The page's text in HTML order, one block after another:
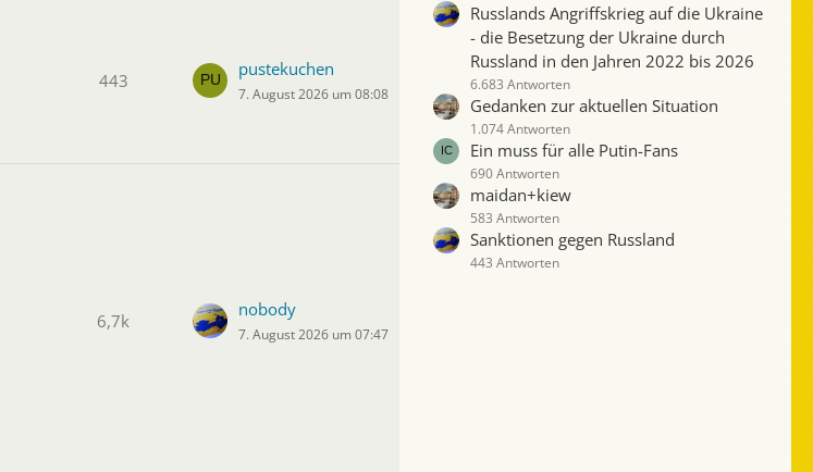
443
pustekuchen
7. August 2026 um 08:08
6,7k
nobody
7. August 2026 um 07:47
Russlands Angriffskrieg auf die Ukraine
- die Besetzung der Ukraine durch
Russland in den Jahren 2022 bis 2026
6.683 Antworten
Gedanken zur aktuellen Situation
1.074 Antworten
Ein muss für alle Putin-Fans
690 Antworten
maidan+kiew
583 Antworten
Sanktionen gegen Russland
443 Antworten